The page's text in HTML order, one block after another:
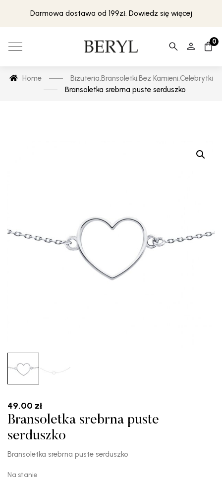
Darmowa dostawa od 199zł. Dowiedz się więcej
0
Home Biżuteria,Bransoletki,Bez Kamieni,Celebrytki
Bransoletka srebrna puste serduszko
49,00 zł
Bransoletka srebrna puste
serduszko
Bransoletka srebrna puste serduszko
Na stanie